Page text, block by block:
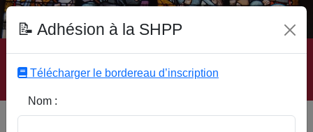
Accueil | Site SHPP | Auteurs | Editeurs | Rubriques |
Sous-Rubriques | Mots-Clefs | Contact
📝 Adhésion à la SHPP
Télécharger le bordereau d’inscription
Nom :